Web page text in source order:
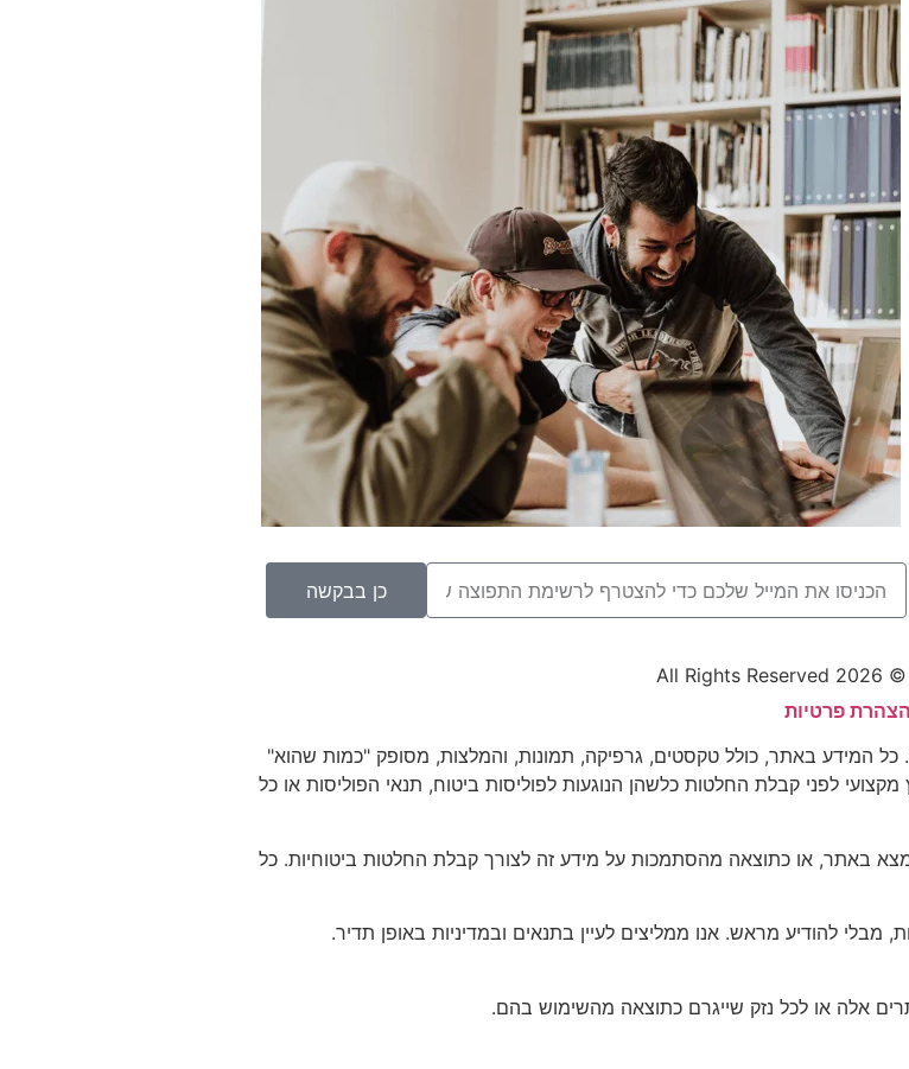
כן בבקשה
© 2026 All Rights Reserved
הצהרת פרטיות
כל המידע באתר, כולל טקסטים, גרפיקה, תמונות, והמלצות, מסופק "כמות שהוא"
מקצועי לפני קבלת החלטות כלשהן הנוגעות לפוליסות ביטוח, תנאי הפוליסות או כל
באתר, או כתוצאה מהסתמכות על מידע זה לצורך קבלת החלטות ביטוחיות. כל
להודיע מראש. אנו ממליצים לעיין בתנאים ובמדיניות באופן תדיר.
אלה או לכל נזק שייגרם כתוצאה מהשימוש בהם.